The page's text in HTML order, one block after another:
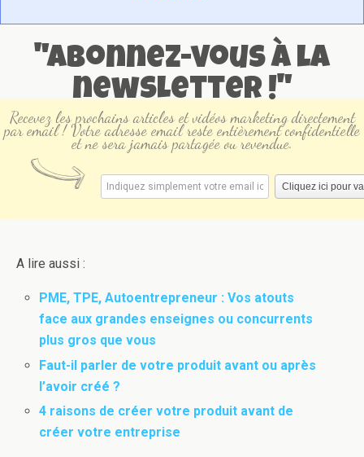
"Abonnez-vous à la
newsletter !"
Recevez les prochains articles et vidéos marketing directement
par email ! Votre adresse email reste entièrement confidentielle
et ne sera jamais partagée ou revendue.
A lire aussi :
PME, TPE, Autoentrepreneur : Vos atouts
face aux grandes enseignes ou concurrents
plus gros que vous
Faut-il parler de votre produit avant ou après
l’avoir créé ?
4 raisons de créer votre produit avant de
créer votre entreprise